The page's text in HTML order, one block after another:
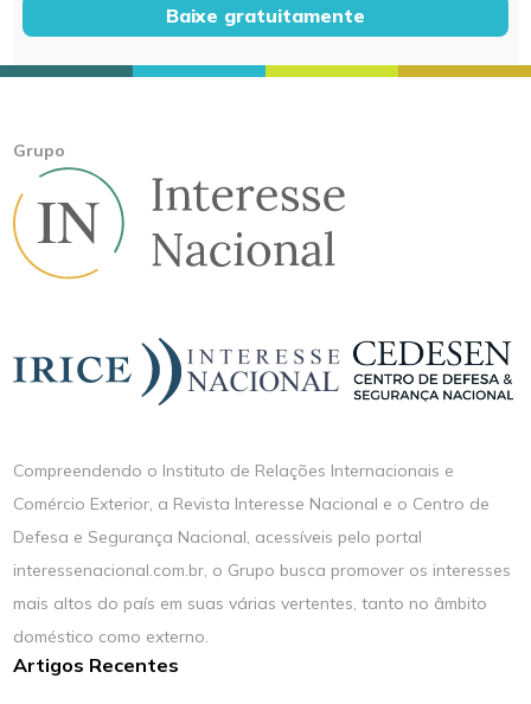
Baixe gratuitamente
Grupo
Compreendendo o Instituto de Relações Internacionais e
Comércio Exterior, a Revista Interesse Nacional e o Centro de
Defesa e Segurança Nacional, acessíveis pelo portal
interessenacional.com.br, o Grupo busca promover os interesses
mais altos do país em suas várias vertentes, tanto no âmbito
doméstico como externo.
Artigos Recentes